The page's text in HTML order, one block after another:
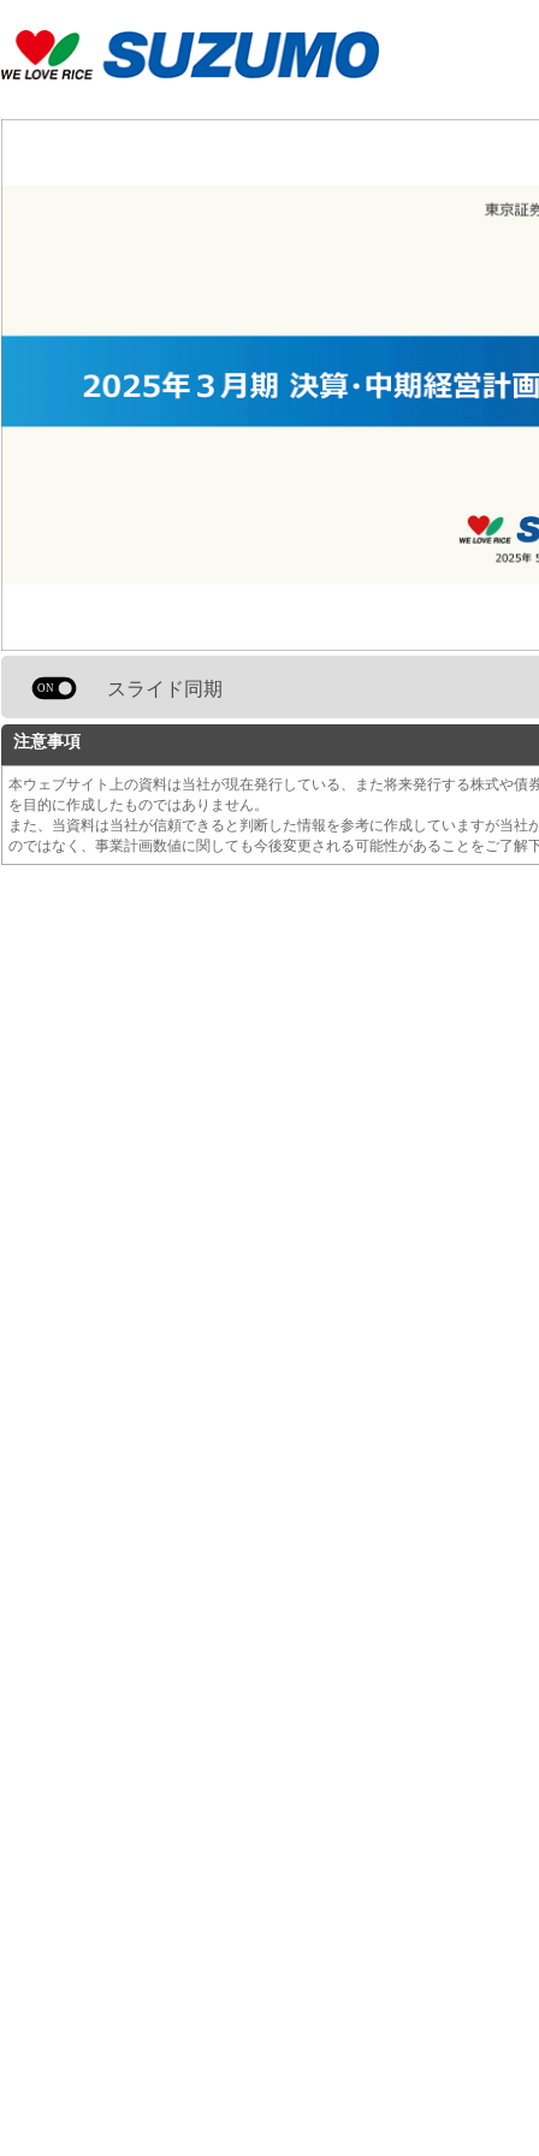
スライド同期
注意事項
本ウェブサイト上の資料は当社が現在発行している、また将来発行する株式や
を目的に作成したものではありません。
また、当資料は当社が信頼できると判断した情報を参考に作成していますが当
のではなく、事業計画数値に関しても今後変更される可能性があることをご了